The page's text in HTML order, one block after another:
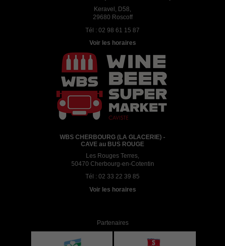
Keravel, D58,
29680 Roscoff
Tél : 02 98 61 15 87
Voir les horaires
WBS CHERBOURG (LA GLACERIE) -
CAVE au BUS ROUGE
Les Rouges Terres,
50470 Cherbourg-en-Cotentin
Tél : 02 33 22 39 85
Voir les horaires
Partenaires